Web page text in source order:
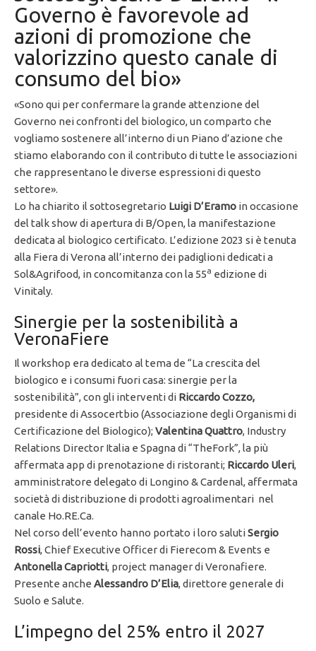
Governo è favorevole ad
azioni di promozione che
valorizzino questo canale di
consumo del bio»
«Sono qui per confermare la grande attenzione del
Governo nei confronti del biologico, un comparto che
vogliamo sostenere all’interno di un Piano d’azione che
stiamo elaborando con il contributo di tutte le associazioni
che rappresentano le diverse espressioni di questo
settore».
Lo ha chiarito il sottosegretario Luigi D’Eramo in occasione
del talk show di apertura di B/Open, la manifestazione
dedicata al biologico certificato. L’edizione 2023 si è tenuta
alla Fiera di Verona all’interno dei padiglioni dedicati a
Sol&Agrifood, in concomitanza con la 55a edizione di
Vinitaly.
Sinergie per la sostenibilità a
VeronaFiere
Il workshop era dedicato al tema de “La crescita del
biologico e i consumi fuori casa: sinergie per la
sostenibilità”, con gli interventi di Riccardo Cozzo,
presidente di Assocertbio (Associazione degli Organismi di
Certificazione del Biologico); Valentina Quattro, Industry
Relations Director Italia e Spagna di “TheFork”, la più
affermata app di prenotazione di ristoranti; Riccardo Uleri,
amministratore delegato di Longino & Cardenal, affermata
società di distribuzione di prodotti agroalimentari nel
canale Ho.RE.Ca.
Nel corso dell’evento hanno portato i loro salutiSergio
Rossi, Chief Executive Officer di Fierecom & Events e
Antonella Capriotti, project manager di Veronafiere.
Presente anche Alessandro D’Elia, direttore generale di
Suolo e Salute.
L’impegno del 25% entro il 2027